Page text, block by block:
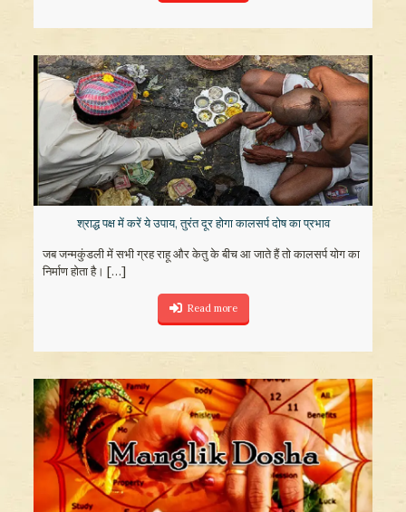
श्राद्ध पक्ष में करें ये उपाय, तुरंत दूर होगा कालसर्प दोष का प्रभाव
जब जन्मकुंडली में सभी ग्रह राहू और केतु के बीच आ जाते हैं तो कालसर्प योग का
निर्माण होता है। […]
Read more